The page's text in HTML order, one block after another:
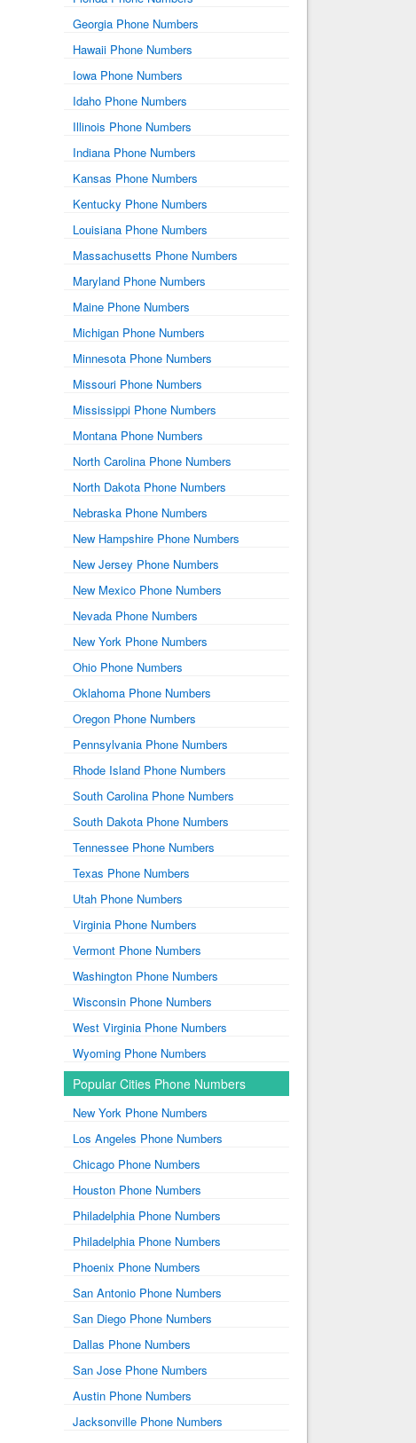
Georgia Phone Numbers
Hawaii Phone Numbers
Iowa Phone Numbers
Idaho Phone Numbers
Illinois Phone Numbers
Indiana Phone Numbers
Kansas Phone Numbers
Kentucky Phone Numbers
Louisiana Phone Numbers
Massachusetts Phone Numbers
Maryland Phone Numbers
Maine Phone Numbers
Michigan Phone Numbers
Minnesota Phone Numbers
Missouri Phone Numbers
Mississippi Phone Numbers
Montana Phone Numbers
North Carolina Phone Numbers
North Dakota Phone Numbers
Nebraska Phone Numbers
New Hampshire Phone Numbers
New Jersey Phone Numbers
New Mexico Phone Numbers
Nevada Phone Numbers
New York Phone Numbers
Ohio Phone Numbers
Oklahoma Phone Numbers
Oregon Phone Numbers
Pennsylvania Phone Numbers
Rhode Island Phone Numbers
South Carolina Phone Numbers
South Dakota Phone Numbers
Tennessee Phone Numbers
Texas Phone Numbers
Utah Phone Numbers
Virginia Phone Numbers
Vermont Phone Numbers
Washington Phone Numbers
Wisconsin Phone Numbers
West Virginia Phone Numbers
Wyoming Phone Numbers
Popular Cities Phone Numbers
New York Phone Numbers
Los Angeles Phone Numbers
Chicago Phone Numbers
Houston Phone Numbers
Philadelphia Phone Numbers
Philadelphia Phone Numbers
Phoenix Phone Numbers
San Antonio Phone Numbers
San Diego Phone Numbers
Dallas Phone Numbers
San Jose Phone Numbers
Austin Phone Numbers
Jacksonville Phone Numbers